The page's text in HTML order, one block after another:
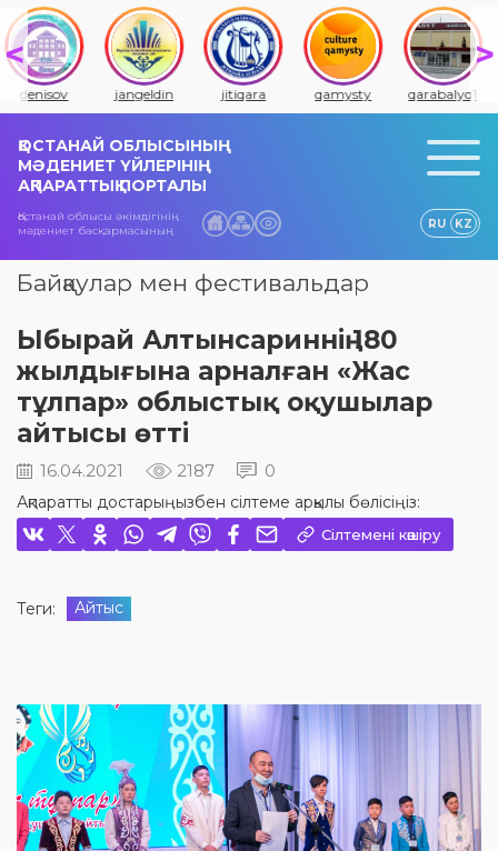
denisov jangeldin jitiqara qamysty qarabalyq1
ҚОСТАНАЙ ОБЛЫСЫНЫҢ
МӘДЕНИЕТ ҮЙЛЕРІНІҢ
АҚПАРАТТЫҚ ПОРТАЛЫ
Қостанай облысы әкімдігінің
мәдениет басқармасының
RU KZ
Байқаулар мен фестивальдар
Ыбырай Алтынсариннің 180
жылдығына арналған «Жас
тұлпар» облыстық оқушылар
айтысы өтті
16.04.2021 2187 0
Ақпаратты достарыңызбен сілтеме арқылы бөлісіңіз:
Сілтемені көшіру
Теги: Айтыс